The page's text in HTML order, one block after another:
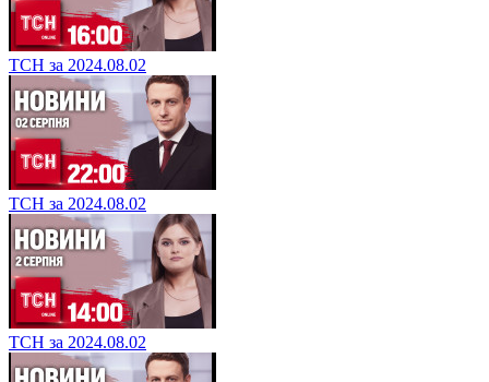
ТСН за 2024.08.02
ТСН за 2024.08.02
ТСН за 2024.08.02